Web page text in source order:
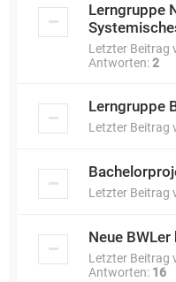
Lerngruppe
Letzter Beitrag
Antworten:2
Lerngruppe
Letzter Beitrag
Letzter Beitrag
Neue BWLer
Letzter Beitrag
Antworten: 16